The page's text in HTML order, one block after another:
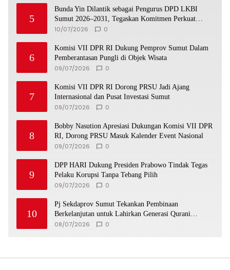
5
Bunda Yin Dilantik sebagai Pengurus DPD LKBI
Sumut 2026–2031, Tegaskan Komitmen Perkuat
Toleransi dan Kerukunan
10/07/2026 0
6
Komisi VII DPR RI Dukung Pemprov Sumut Dalam
Pemberantasan Pungli di Objek Wisata
09/07/2026 0
7
Komisi VII DPR RI Dorong PRSU Jadi Ajang
Internasional dan Pusat Investasi Sumut
09/07/2026 0
8
Bobby Nasution Apresiasi Dukungan Komisi VII DPR
RI, Dorong PRSU Masuk Kalender Event Nasional
09/07/2026 0
9
DPP HARI Dukung Presiden Prabowo Tindak Tegas
Pelaku Korupsi Tanpa Tebang Pilih
09/07/2026 0
10
Pj Sekdaprov Sumut Tekankan Pembinaan
Berkelanjutan untuk Lahirkan Generasi Qurani
Berkarakter
08/07/2026 0